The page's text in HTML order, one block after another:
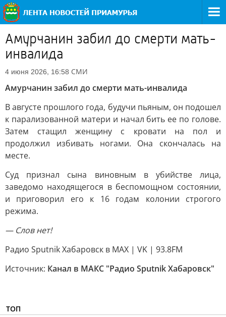
Амурчанин забил до смерти мать-
инвалида
4 июня 2026, 16:58 СМИ
Амурчанин забил до смерти мать-инвалида
В августе прошлого года, будучи пьяным, он подошел
к парализованной матери и начал бить ее по голове.
Затем стащил женщину с кровати на пол и
продолжил избивать ногами. Она скончалась на
месте.
Суд признал сына виновным в убийстве лица,
заведомо находящегося в беспомощном состоянии,
и приговорил его к 16 годам колонии строгого
режима.
— Слов нет!
Радио Sputnik Хабаровск в MAX | VK | 93.8FM
Источник: Канал в МАКС "Радио Sputnik Хабаровск"
ТОП